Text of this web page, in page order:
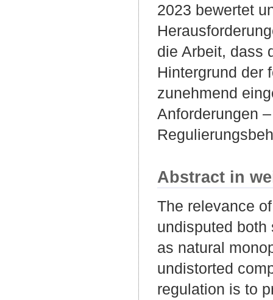
2023 bewertet
die Arbeit, dass
Hintergrund der
zunehmend
Anforderungen
Abstract in
The relevance
undisputed
as natural
undistorted
regulation is to